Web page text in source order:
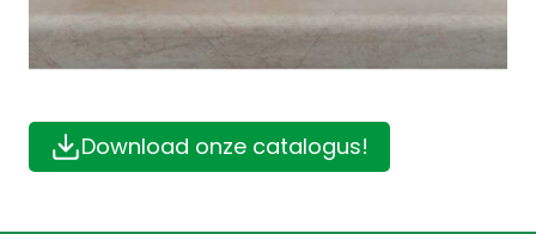
Download onze catalogus!